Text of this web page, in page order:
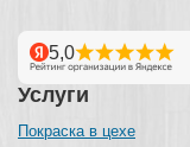
Услуги
Покраска в цехе